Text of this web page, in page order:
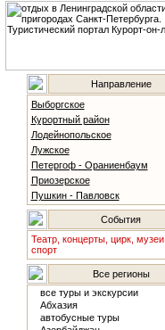
Направление
Выборгское
Курортный район
Лодейнопольское
Лужское
Петергоф - Ораниенбаум
Приозерское
Пушкин - Павловск
События
Театр, концерты, цирк, музеи,
спорт
Все регионы
все туры и экскурсии
Абхазия
автобусные туры